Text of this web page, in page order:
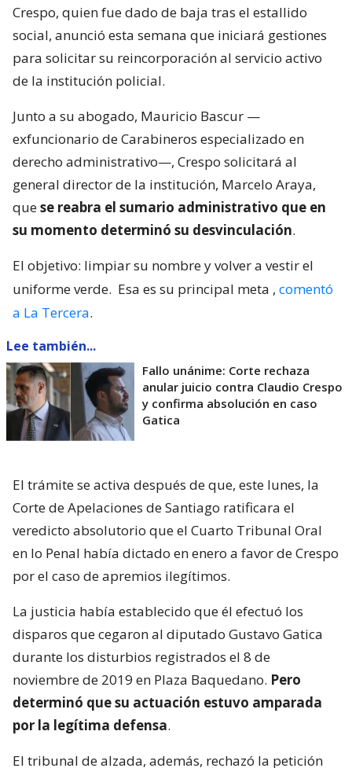
Crespo, quien fue dado de baja tras el estallido
social, anunció esta semana que iniciará gestiones
para solicitar su reincorporación al servicio activo
de la institución policial.
Junto a su abogado, Mauricio Bascur —
exfuncionario de Carabineros especializado en
derecho administrativo—, Crespo solicitará al
general director de la institución, Marcelo Araya,
quese reabra el sumario administrativo que en
su momento determinó su desvinculación.
El objetivo: limpiar su nombre y volver a vestir el
uniforme verde. Esa es su principal meta , comentó
a La Tercera.
Lee también...
Fallo unánime: Corte rechaza
anular juicio contra Claudio Crespo
y confirma absolución en caso
Gatica
El trámite se activa después de que, este lunes, la
Corte de Apelaciones de Santiago ratificara el
veredicto absolutorio que el Cuarto Tribunal Oral
en lo Penal había dictado en enero a favor de Crespo
por el caso de apremios ilegítimos.
La justicia había establecido que él efectuó los
disparos que cegaron al diputado Gustavo Gatica
durante los disturbios registrados el 8 de
noviembre de 2019 en Plaza Baquedano. Pero
determinó que su actuación estuvo amparada
por la legítima defensa.
El tribunal de alzada, además, rechazó la petición